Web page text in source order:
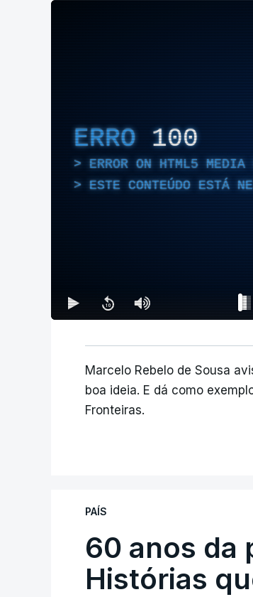
ERRO 100
ERROR ON HTML5 MEDIA
ESTE CONTEÚDO ESTÁ
Marcelo Rebelo de Sousa
boa ideia. E dá como
Fronteiras.
PAÍS
60 anos da
Histórias